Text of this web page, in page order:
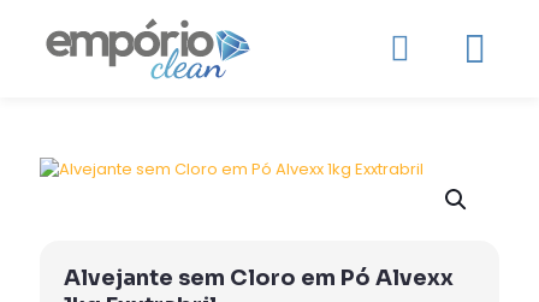
Alvejante sem Cloro em Pó Alvexx